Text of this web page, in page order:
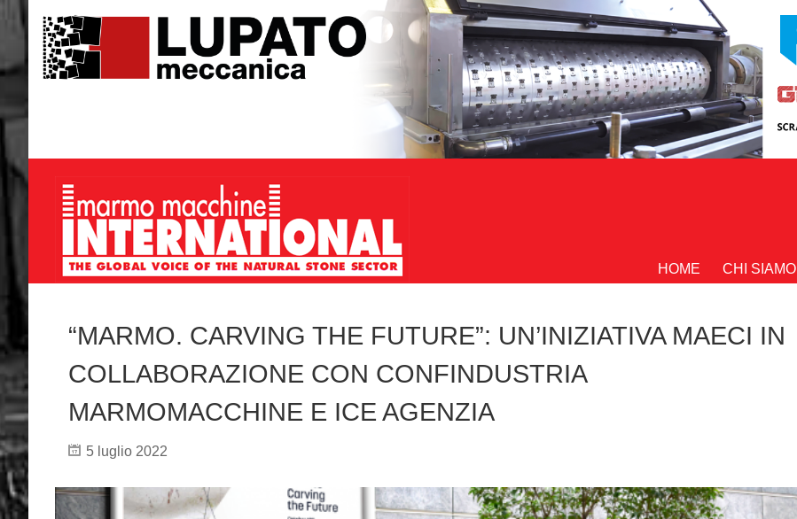
HOME CHI SIAMO
“MARMO. CARVING THE FUTURE”: UN’INIZIATIVA MAECI IN
COLLABORAZIONE CON CONFINDUSTRIA
MARMOMACCHINE E ICE AGENZIA
5 luglio 2022